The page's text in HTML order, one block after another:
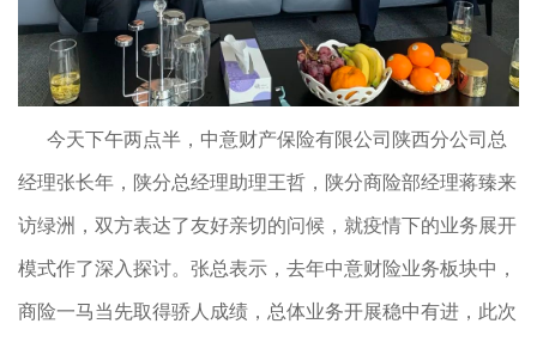
今天下午两点半，中意财产保险有限公司陕西分公司总
经理张长年，陕分总经理助理王哲，陕分商险部经理蒋臻来
访绿洲，双方表达了友好亲切的问候，就疫情下的业务展开
模式作了深入探讨。张总表示，去年中意财险业务板块中，
商险一马当先取得骄人成绩，总体业务开展稳中有进，此次